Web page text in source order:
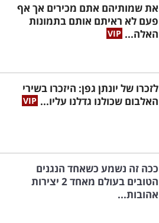
את שמותיהם אתם מכירים אך אף
פעם לא ראיתם אותם בתמונות
האלה...
לזכרו של יונתן גפן: היזכרו בשירי
האלבום שכולנו גדלנו עליו...
ככה זה נשמע כשאחד הנגנים
הטובים בעולם מאחד 2 יצירות
אהובות...